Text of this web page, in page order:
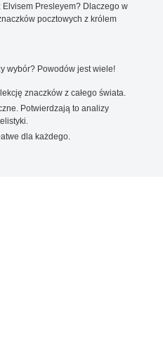
Presleyem? Dlaczego w
pocztowych z królem
wybór? Powodów jest wiele!
znaczków z całego świata.
Potwierdzają to analizy
dla każdego.